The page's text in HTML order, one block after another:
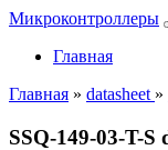
Микроконтроллеры
Главная
Главная » datasheet »
SSQ-149-03-T-S